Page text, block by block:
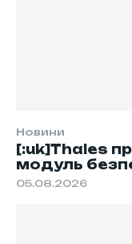
Новини
[:uk]Thales
модуль
05.08.2026